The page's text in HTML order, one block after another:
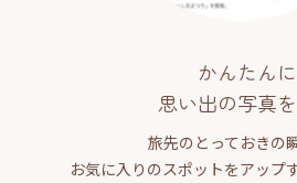
かんたんに
思い出の写真
旅先のとっておきの
お気に入りのスポットをアップ